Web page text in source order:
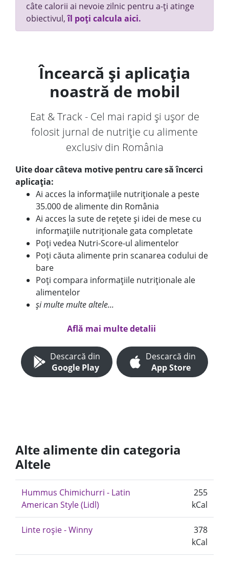
câte calorii ai nevoie zilnic pentru a-ți atinge
obiectivul,îl poți calcula aici.
Încearcă și aplicația
noastră de mobil
Eat & Track - Cel mai rapid și ușor de
folosit jurnal de nutriție cu alimente
exclusiv din România
Uite doar câteva motive pentru care să încerci
aplicația:
Ai acces la informațiile nutriționale a peste
35.000 de alimente din România
Ai acces la sute de rețete și idei de mese cu
informațiile nutriționale gata completate
Poți vedea Nutri-Score-ul alimentelor
Poți căuta alimente prin scanarea codului de
bare
Poți compara informațiile nutriționale ale
alimentelor
și multe multe altele...
Află mai multe detalii
Descarcă din
Google Play
Descarcă din
App Store
Alte alimente din categoria
Altele
Hummus Chimichurri - Latin
American Style (Lidl)
255
kCal
Linte roșie - Winny
378
kCal